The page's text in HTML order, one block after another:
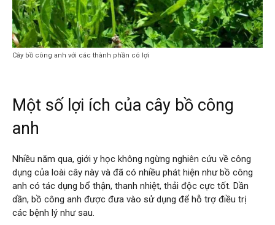
Cây bồ công anh với các thành phần có lợi
Một số lợi ích của cây bồ công
anh
Nhiều năm qua, giới y học không ngừng nghiên cứu về công
dụng của loài cây này và đã có nhiều phát hiện như bồ công
anh có tác dụng bổ thận, thanh nhiệt, thải độc cực tốt. Dần
dần, bồ công anh được đưa vào sử dụng để hỗ trợ điều trị
các bệnh lý như sau.